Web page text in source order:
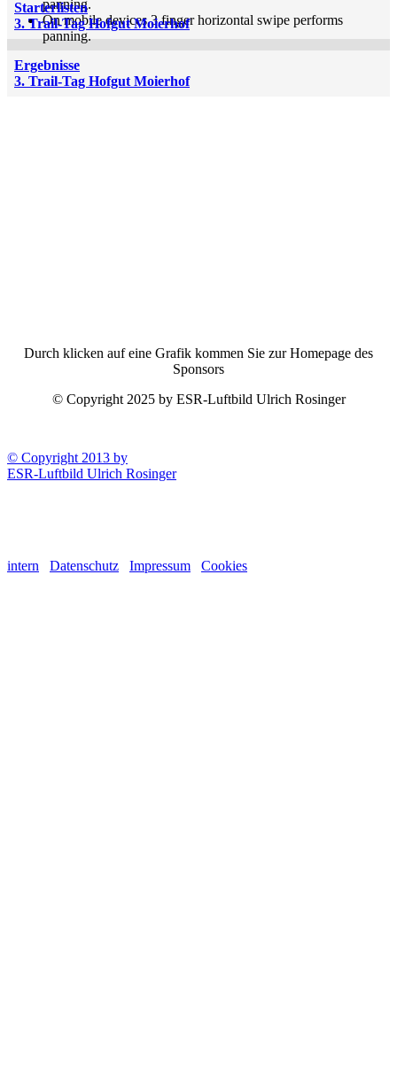
panning.
On mobile devices 3 finger horizontal swipe performs
panning.
Starterlisten
3. Trail-Tag Hofgut Moierhof
Ergebnisse
3. Trail-Tag Hofgut Moierhof
Durch klicken auf eine Grafik kommen Sie zur Homepage des
Sponsors
© Copyright 2025 by ESR-Luftbild Ulrich Rosinger
© Copyright 2013 by
ESR-Luftbild Ulrich Rosinger
intern Datenschutz Impressum Cookies